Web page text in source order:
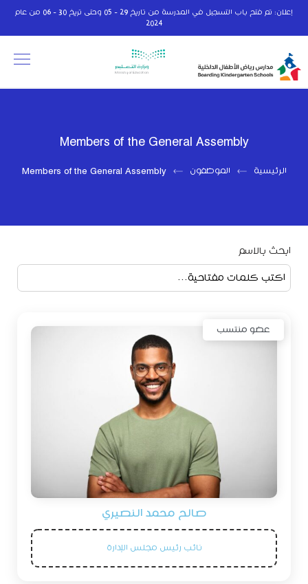
إعلان: تم فتح باب التسجيل في المدرسة من تاريخ 29 - 05 وحتى تريخ 30 - 06 من عام
2024
Members of the General Assembly
الرئيسية الموظفون Members of the General Assembly
ابحث بالاسم
عضو منتسب
صالح محمد النصيري
نائب رئيس مجلس الإدارة